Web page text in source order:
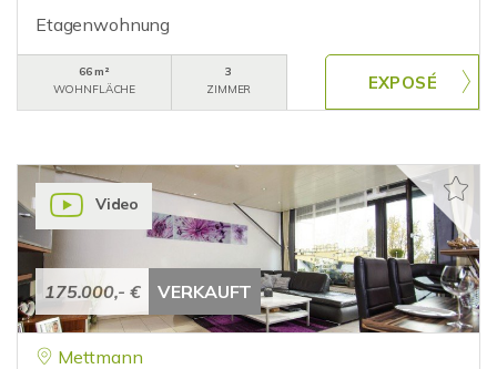
Etagenwohnung
66 m²
WOHNFLÄCHE
3
ZIMMER
175.000,- € VERKAUFT
Video
Mettmann